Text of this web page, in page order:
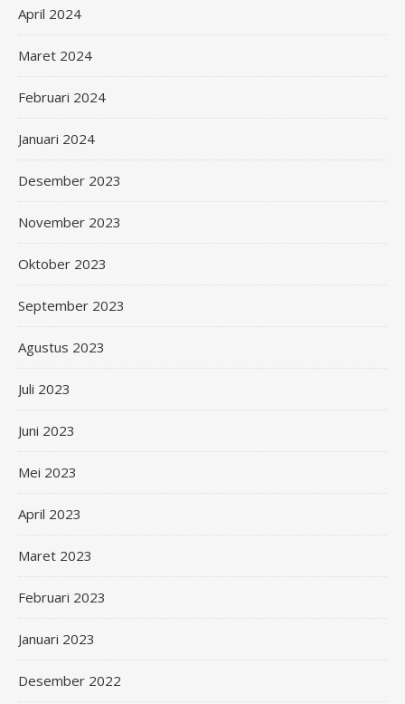
April 2024
Maret 2024
Februari 2024
Januari 2024
Desember 2023
November 2023
Oktober 2023
September 2023
Agustus 2023
Juli 2023
Juni 2023
Mei 2023
April 2023
Maret 2023
Februari 2023
Januari 2023
Desember 2022